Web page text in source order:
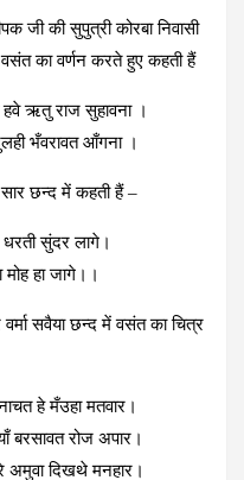
जी की सुपुत्री कोरबा निवासी
का वर्णन करते हुए कहती हैं
ऋतु राज सुहावना ।
भँवरावत आँगना ।
छन्द में कहती हैं –
सुंदर लागे।
मोह हा जागे।।
सवैया छन्द में वसंत का चित्र
हे मँउहा मतवार।
बरसावत रोज अपार।
अमुवा दिखथे मनहार।